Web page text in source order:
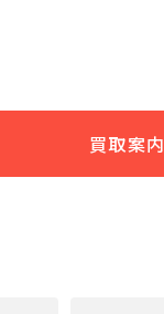
買取案内